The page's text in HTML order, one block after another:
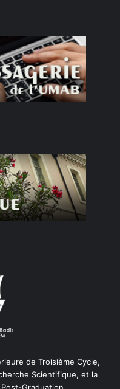
de Troisième Cycle,
Scientifique, et la